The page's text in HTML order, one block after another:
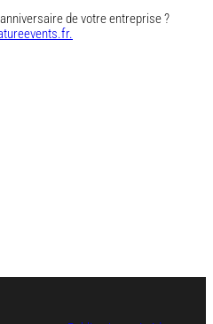
de votre entreprise ?